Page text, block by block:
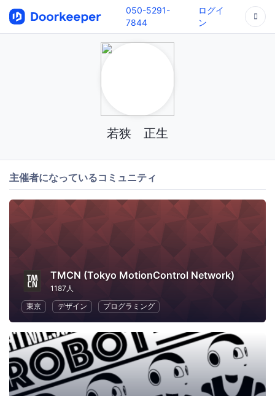
050-5291-
7844
ログイ
ン
若狭 正生
主催者になっているコミュニティ
TMCN (Tokyo MotionControl Network)
1187人
東京
デザイン プログラミング